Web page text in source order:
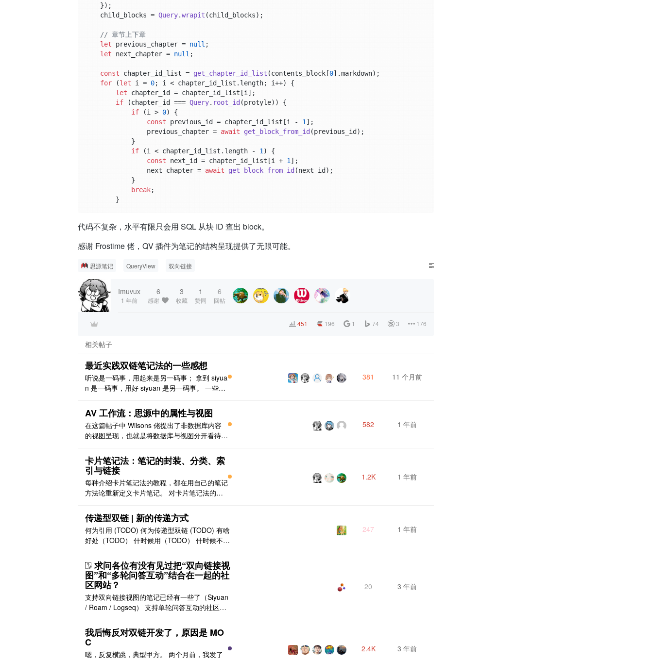
    });
    child_blocks =
Query.wrapit (child_blocks);
// 章节上下章
let previous_chapter = null ;
let next_chapter = null ;
const chapter_id_list = get_chapter_id_list (contents_block[0].markdown);
for (let i = 0; i < chapter_id_list. length; i++) {
let chapter_id = chapter_id_list[i];
if (chapter_id === Query. root_id (protyle)) {
if (i > 0) {
const previous_id = chapter_id_list[i - 1 ];
                previous_chapter =
await get_block_from_id (previous_id);
            }
if (i < chapter_id_list. length - 1 ) {
const next_id = chapter_id_list[i + 1 ];
                next_chapter =
await get_block_from_id (next_id);
            }
break;
        }
// dv.addmd(`---`);
        dv.
addmd(`[📖目录](${contents_block[ ].asurl}
else
        dv.
addmd `[📖目录]( ${contents_block[0].asurl}) | [⬅️前一章](${previous_chapter[
    }
        dv.
) | [⬅️前一章]( ${previous_chapter[0].asurl}
    dv.
render
return query
代码不复杂，水平有限只会用 SQL 从块 ID 查出 block。
感谢 Frostime 佬，QV 插件为笔记的结构呈现提供了无限可能。
思源笔记 QueryView 双向链接
Imuvux
1 年前
6
感谢
3
收藏
1
赞同
6
回帖
451 196 1 74 3 176
相关帖子
最近实践双链笔记法的一些感想
听说是一码事，用起来是另一码事； 拿到 siyua
n 是一码事，用好 siyuan 是另一码事。 一些感
其中一个，叫等位基因，概念就一句话，但是经
常用到。 自成一个子文档？不好。一个文档下
就一句话，乱死了。独立？毕竟很多文章用到。
简单来说，就是这个粒度，总是不知道怎么把
381 11 个月前
AV 工作流：思源中的属性与视图
在这篇帖子中 Wilsons 佬提出了非数据库内容
的视图呈现，也就是将数据库与视图分开看待。
筛选呈现的解耦，可以说触及了笔记管理的底层
机理。本文尝试对此进行一些简单分析，从广义
的属性 + 视图的概念出发考察笔记管理的通用
逻辑。需要说明的是，这篇文章更多局限在工具
层级讨论，旨在统 ..
582 1 年前
卡片笔记法：笔记的封装、分类、索
引与链接
每种介绍卡片笔记法的教程，都在用自己的笔记
方法论重新定义卡片笔记。 对卡片笔记法的正
了，很多人把它吹成救世良方的神话，很多人把
它贬成一文不值的噱头。本文尝试从需求出发考
察卡片笔记法，分析其典型组成要素的作用与本
质，根据笔记需求验证其有用与否。 引言-笔记
1.2K 1 年前
传递型双链 | 新的传递方式
何为引用 (TODO) 何为传递型双链 (TODO) 有啥
好处（TODO） 什时候用（TODO） 什时候不用
直接引用传递 向下引用传递 向上引用传递 传递
到文档 段落块传递到文档(直接引用传递） abc
中引用了 test, 在 test 的反链中，可以看到引用
所在的段 ..
247 1 年前
求问各位有没有见过把“双向链接视
图”和“多轮问答互动”结合在一起的社
区网站？
支持双向链接视图的笔记已经有一些了（Siyuan
/ Roam / Logseq） 支持单轮问答互动的社区也
但是我还没见过把多轮问答互动串接在一起的社
区网站。 所谓多轮问答互动是指：第二个问题是
从第一个问题的提问 / 回答 / 评论中引发出来
的。就像 ..
20 3 年前
我后悔反对双链开发了，原因是 MO
C
嗯，反复横跳，典型甲方。 两个月前，我发了
2.4K 3 年前